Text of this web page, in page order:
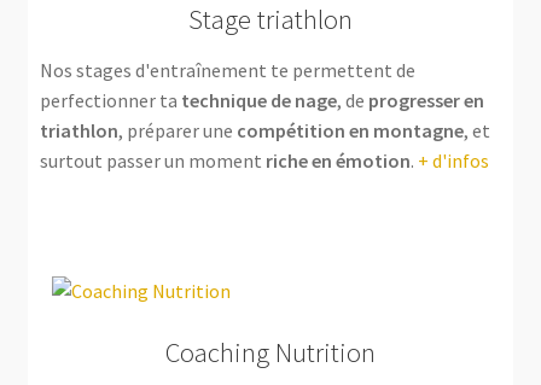
Stage triathlon
Nos stages d'entraînement te permettent de
perfectionner ta technique de nage, de progresser en
triathlon, préparer une compétition en montagne, et
surtout passer un moment riche en émotion. + d'infos
Coaching Nutrition